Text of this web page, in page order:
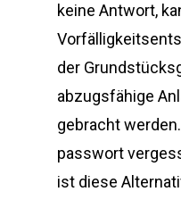
keine Antwort,
der
abzugsfähige
gebracht
passwort
ist diese